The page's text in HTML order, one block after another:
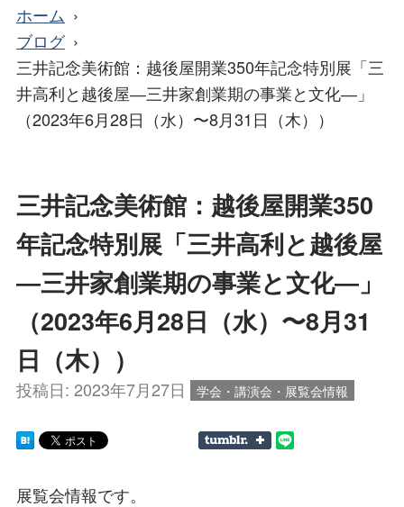
ホーム
ブログ
三井記念美術館：越後屋開業350年記念特別展「三
井高利と越後屋―三井家創業期の事業と文化―」
（2023年6月28日（水）〜8月31日（木））
三井記念美術館：越後屋開業350
年記念特別展「三井高利と越後屋
―三井家創業期の事業と文化―」
（2023年6月28日（水）〜8月31
日（木））
投稿日: 2023年7月27日 学会・講演会・展覧会情報
展覧会情報です。